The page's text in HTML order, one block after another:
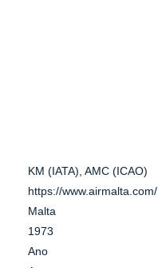
KM (IATA), AMC (ICAO)
https://www.airmalta.com/
Malta
1973
Ano